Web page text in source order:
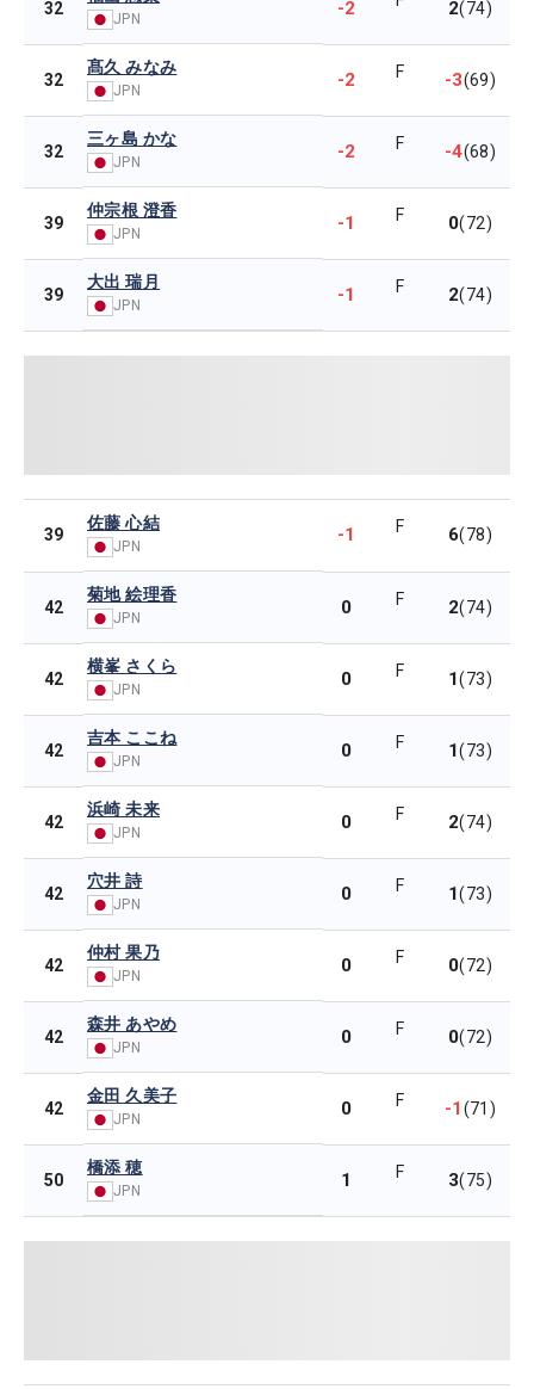
32
JPN -2 2(74)
32
髙久 みなみ
JPN -2 F -3(69)
32
三ヶ島 かな
JPN -2 F -4(68)
39
仲宗根 澄香
JPN -1 F 0(72)
39
大出 瑞月
JPN -1 F 2(74)
39
佐藤 心結
JPN
-1 F 6(78)
42
菊地 絵理香
JPN 0 F 2(74)
42
横峯 さくら
JPN 0 F 1(73)
42
吉本 ここね
JPN 0 F 1(73)
42
浜崎 未来
JPN 0 F 2(74)
42
穴井 詩
JPN 0 F 1(73)
42
仲村 果乃
JPN 0 F 0(72)
42
森井 あやめ
JPN 0 F 0(72)
42
金田 久美子
JPN 0 F -1(71)
50
橋添 穂
JPN 1 F 3(75)